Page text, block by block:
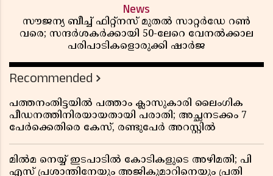
News
സൗജന്യ ബീച്ച് ഫിറ്റ്നസ് മുതൽ സാറ്റർഡേ റൺ
വരെ; സന്ദർശകർക്കായി 50-ലേറെ വേനൽക്കാല
പരിപാടികളൊരുക്കി ഷാർജ
Recommended
പത്തനംതിട്ടയിൽ പത്താം ക്ലാസുകാരി ലൈംഗിക
പീഡനത്തിനിരയായതായി പരാതി; അച്ഛനടക്കം 7
പേർക്കെതിരെ കേസ്, രണ്ടുപേർ അറസ്റ്റിൽ
മിൽമ നെയ്യ് ഇടപാടിൽ കോടികളുടെ അഴിമതി; പി
എസ് പ്രശാന്തിനേയും അജികുമാറിനെയും പ്രതി